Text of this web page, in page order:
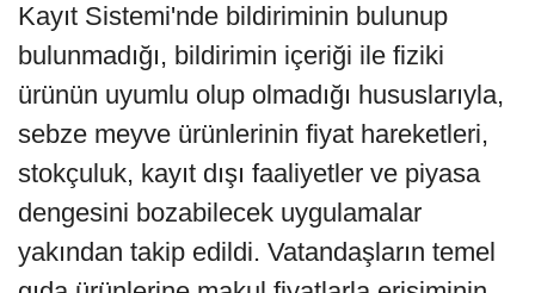
Kayıt Sistemi'nde bildiriminin bulunup
bulunmadığı, bildirimin içeriği ile fiziki
ürünün uyumlu olup olmadığı hususlarıyla,
sebze meyve ürünlerinin fiyat hareketleri,
stokçuluk, kayıt dışı faaliyetler ve piyasa
dengesini bozabilecek uygulamalar
yakından takip edildi. Vatandaşların temel